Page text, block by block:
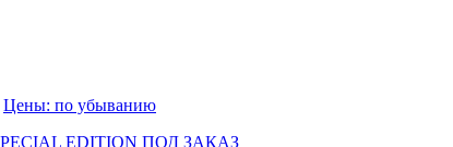
Цены: по убыванию